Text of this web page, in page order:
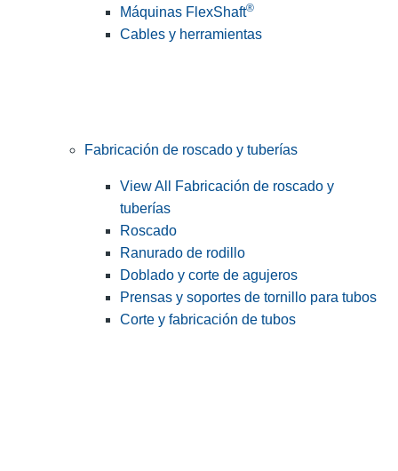
Máquinas FlexShaft®
Cables y herramientas
Fabricación de roscado y tuberías
View All Fabricación de roscado y
tuberías
Roscado
Ranurado de rodillo
Doblado y corte de agujeros
Prensas y soportes de tornillo para tubos
Corte y fabricación de tubos